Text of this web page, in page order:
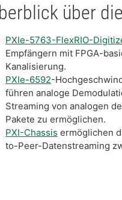
über
PXIe-5763-FlexRIO-
Empfängern mit FPGA-
Kanalisierung.
PXIe-6592-
führen analoge
Streaming von analogen
Pakete zu ermöglichen.
PXI-Chassis ermöglichen
to-Peer-Datenstreaming